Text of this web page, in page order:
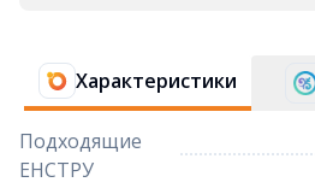
Характеристики
Подходящие
ЕНСТРУ